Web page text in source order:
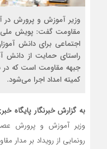
وزیر آموزش و پرورش در
مقاومت گفت: پویش
اجتماعی برای دانش
راستای حمایت از دانش
جبهه مقاومت است که در
کمیته امداد اجرا می‌شود.
به گزارش خبرنگار پایگاه
وزیر آموزش و پرورش
رونمایی از رویداد بر مدار